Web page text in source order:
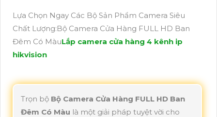
Lựa Chọn Ngay Các Bộ Sản Phẩm Camera Siêu
Chất Lượng:Bộ Camera Cửa Hàng FULL HD Ban
Đêm Có MàuLắp camera cửa hàng 4 kênh ip
hikvision
Trọn bộ Bộ Camera Cửa Hàng FULL HD Ban
Đêm Có Màu là một giải pháp tuyệt vời cho